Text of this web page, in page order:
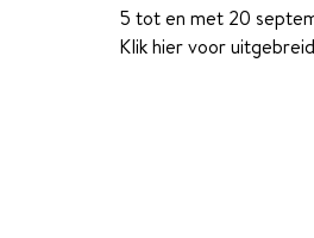
5 tot en met 20
Klik hier voor